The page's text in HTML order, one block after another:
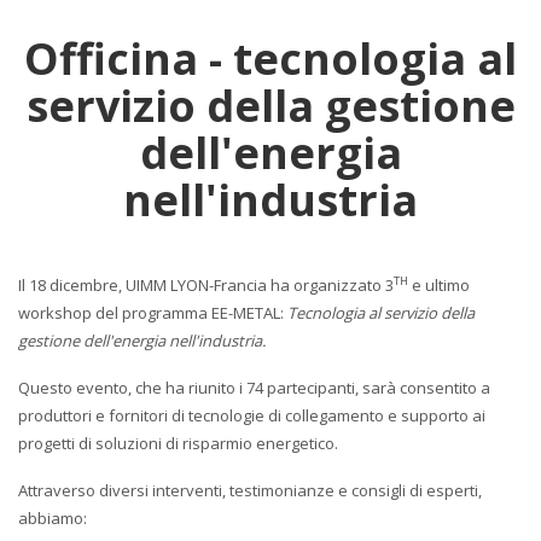
Officina - tecnologia al
servizio della gestione
dell'energia
nell'industria
Il 18 dicembre, UIMM LYON-Francia ha organizzato 3TH e ultimo
workshop del programma EE-METAL: Tecnologia al servizio della
gestione dell'energia nell'industria.
Questo evento, che ha riunito i 74 partecipanti, sarà consentito a
produttori e fornitori di tecnologie di collegamento e supporto ai
progetti di soluzioni di risparmio energetico.
Attraverso diversi interventi, testimonianze e consigli di esperti,
abbiamo: